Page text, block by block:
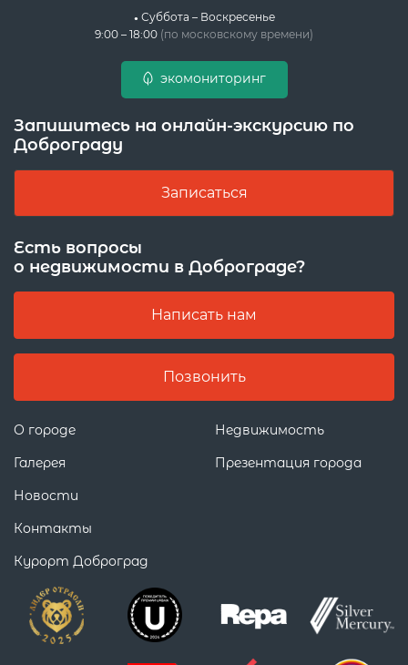
Суббота – Воскресенье
9:00 – 18:00 (по московскому времени)
экомониторинг
О городе
Недвижимость
Галерея
Новости
Контакты
Курорт Доброград
Презентация города
Запишитесь на онлайн-экскурсию по
Доброграду
Записаться
Есть вопросы
о недвижимости в Доброграде?
Написать нам
Позвонить